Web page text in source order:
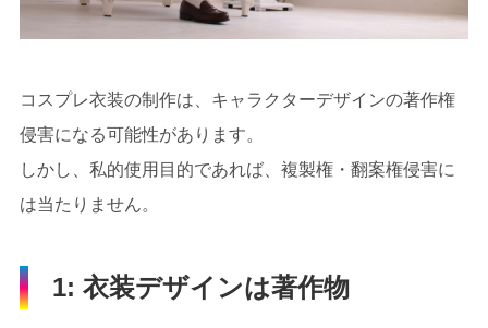
コスプレ衣装の制作は、キャラクターデザインの著作権
侵害になる可能性があります。
しかし、私的使用目的であれば、複製権・翻案権侵害に
は当たりません。
1: 衣装デザインは著作物